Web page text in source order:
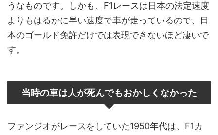
うなものです。しかも、F1レースは日本の法定速度
よりもはるかに早い速度で車が走っているので、日
本のゴールド免許だけでは表現できないほど凄いで
す。
当時の車は人が死んでもおかしくなかった
ファンジオがレースをしていた1950年代は、F1カ